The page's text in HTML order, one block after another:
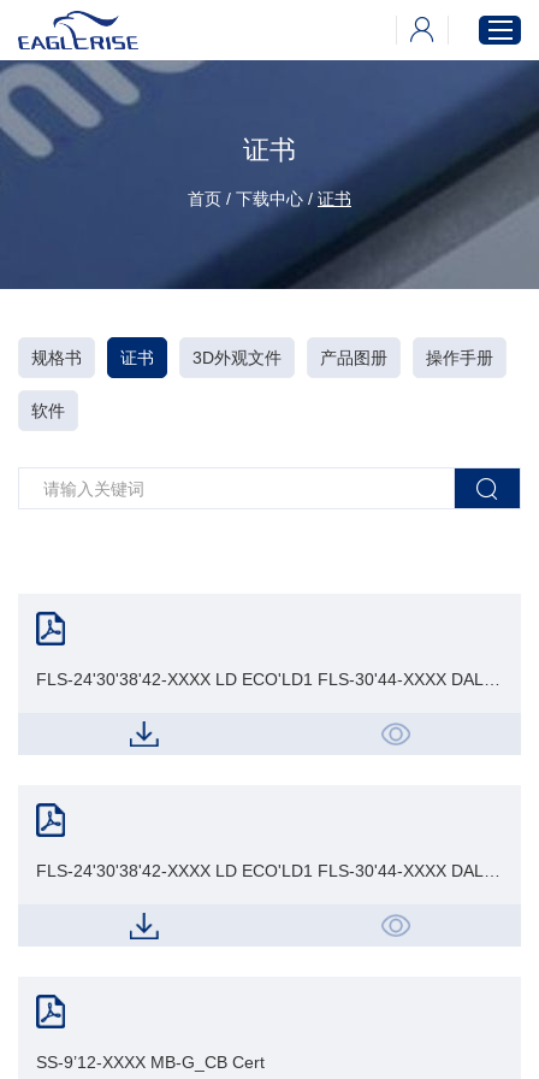
产品中心
新闻中心
证书
首页 / 下载中心 / 证书
规格书 证书 3D外观文件 产品图册 操作手册
软件
FLS-24'30'38'42-XXXX LD ECO'LD1 FLS-30'44-XXXX DALI-
FLS-24'30'38'42-XXXX LD ECO'LD1 FLS-30'44-XXXX DALI-
SS-9’12-XXXX MB-G_CB Cert